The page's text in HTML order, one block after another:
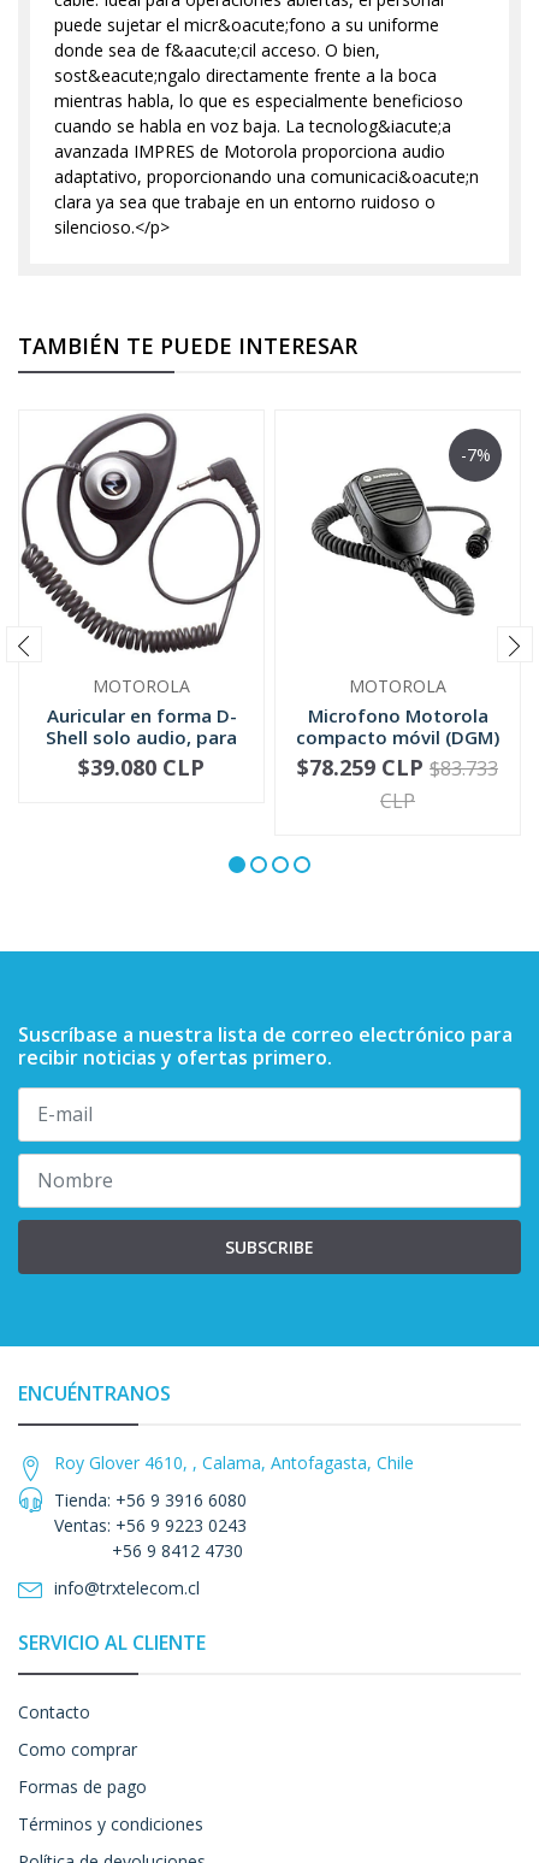
puede sujetar el micr&oacute;fono a su uniforme
donde sea de f&aacute;cil acceso. O bien,
sost&eacute;ngalo directamente frente a la boca
mientras habla, lo que es especialmente beneficioso
cuando se habla en voz baja. La tecnolog&iacute;a
avanzada IMPRES de Motorola proporciona audio
adaptativo, proporcionando una comunicaci&oacute;n
clara ya sea que trabaje en un entorno ruidoso o
silencioso.</p>
TAMBIÉN TE PUEDE INTERESAR
MOTOROLA
Auricular en forma D-
Shell solo audio, para
mic...
+
$39.080 CLP
-7%
MOTOROLA
Microfono Motorola
compacto móvil (DGM)
RMN5052
+
-
$78.259 CLP $83.733
CLP
Suscríbase a nuestra lista de correo electrónico para
recibir noticias y ofertas primero.
SUBSCRIBE
ENCUÉNTRANOS
Roy Glover 4610, , Calama, Antofagasta, Chile
Tienda: +56 9 3916 6080
Ventas: +56 9 9223 0243
+56 9 8412 4730
info@trxtelecom.cl
SERVICIO AL CLIENTE
Contacto
Como comprar
Formas de pago
Términos y condiciones